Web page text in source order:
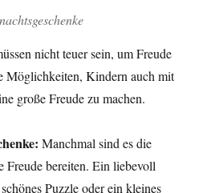
nicht teuer sein, um Freude
Möglichkeiten, Kindern auch mit
große Freude zu machen.
Manchmal sind es die
Freude bereiten. Ein liebevoll
Puzzle oder ein kleines